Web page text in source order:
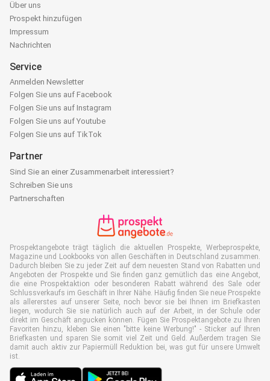
Über uns
Prospekt hinzufügen
Impressum
Nachrichten
Service
Anmelden Newsletter
Folgen Sie uns auf Facebook
Folgen Sie uns auf Instagram
Folgen Sie uns auf Youtube
Folgen Sie uns auf TikTok
Partner
Sind Sie an einer Zusammenarbeit interessiert?
Schreiben Sie uns
Partnerschaften
Prospektangebote trägt täglich die aktuellen Prospekte, Werbeprospekte,
Magazine und Lookbooks von allen Geschäften in Deutschland zusammen.
Dadurch bleiben Sie zu jeder Zeit auf dem neuesten Stand von Rabatten und
Angeboten der Prospekte und Sie finden ganz gemütlich das eine Angebot,
die eine Prospektaktion oder besonderen Rabatt während des Sale oder
Schlussverkaufs im Geschäft in Ihrer Nähe. Häufig finden Sie neue Prospekte
als allererstes auf unserer Seite, noch bevor sie bei Ihnen im Briefkasten
liegen, wodurch Sie sie natürlich auch auf der Arbeit, in der Schule oder
direkt im Geschäft angucken können. Fügen Sie Prospektangebote zu Ihren
Favoriten hinzu, kleben Sie einen "bitte keine Werbung!" - Sticker auf Ihren
Briefkasten und sparen Sie somit viel Zeit und Geld. Außerdem tragen Sie
damit auch aktiv zur Papiermüll Reduktion bei, was gut für unsere Umwelt
ist.